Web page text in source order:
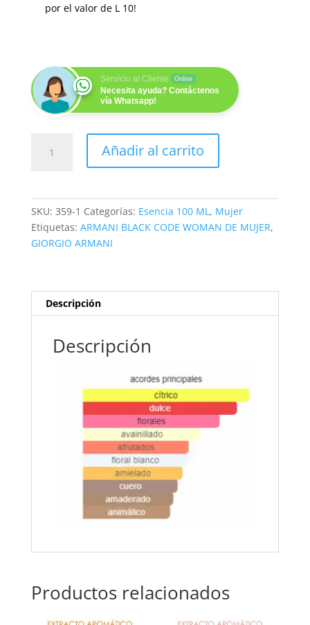
por el valor de L10!
Servicio al Cliente Online
Necesita ayuda? Contáctenos
vía Whatsapp!
100ML
Añadir al carrito
SKU: 359-1 Categorías: Esencia 100 ML, Mujer
Etiquetas: ARMANI BLACK CODE WOMAN DE MUJER,
GIORGIO ARMANI
Descripción
Descripción
Productos relacionados